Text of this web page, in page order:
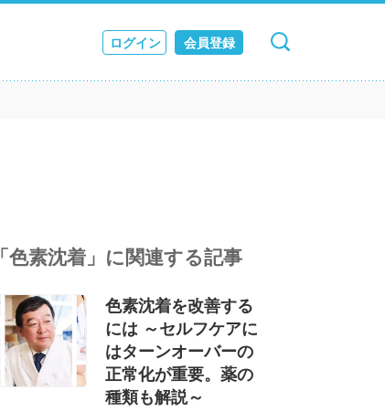
ログイン 会員登録
検索 キャンセル
「色素沈着」に関連する記事
色素沈着を改善する
には ～セルフケアに
はターンオーバーの
正常化が重要。薬の
種類も解説～